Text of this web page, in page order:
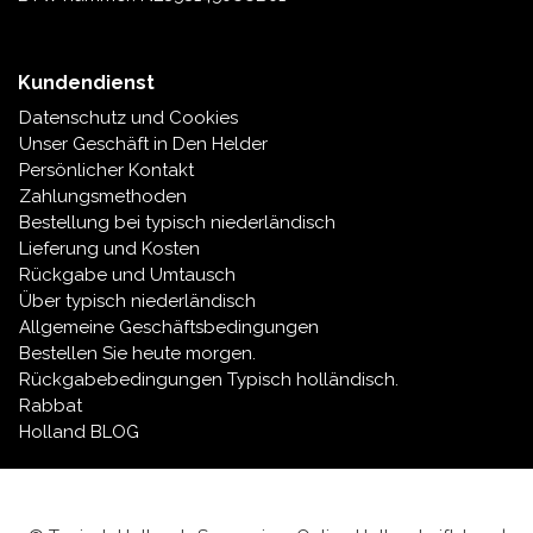
Kundendienst
Datenschutz und Cookies
Unser Geschäft in Den Helder
Persönlicher Kontakt
Zahlungsmethoden
Bestellung bei typisch niederländisch
Lieferung und Kosten
Rückgabe und Umtausch
Über typisch niederländisch
Allgemeine Geschäftsbedingungen
Bestellen Sie heute morgen.
Rückgabebedingungen Typisch holländisch.
Rabbat
Holland BLOG